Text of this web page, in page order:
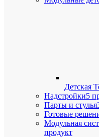
Детская
Надстройки5
Парты и стулья
Готовые
Модульная
продукт